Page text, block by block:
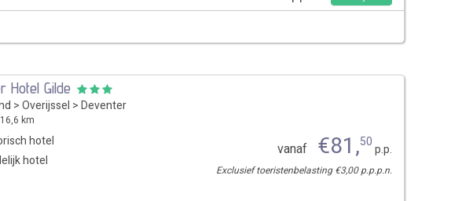
Hotel Gilde
> Overijssel > Deventer
km
hotel
hotel
vanaf €81,50p.p.
Exclusief toeristenbelasting €3,00 p.p.p.n.